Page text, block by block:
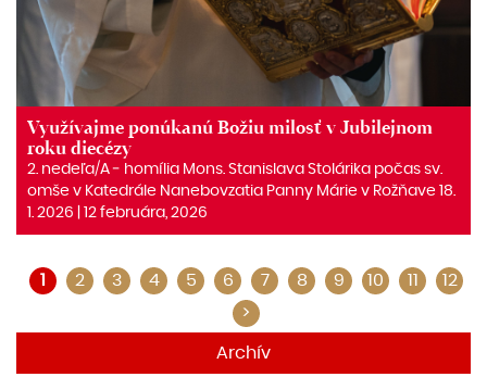
Využívajme ponúkanú Božiu milosť v Jubilejnom
roku diecézy
2. nedeľa/A ‒ homília Mons. Stanislava Stolárika počas sv.
omše v Katedrále Nanebovzatia Panny Márie v Rožňave 18.
1. 2026 | 12 februára, 2026
1 2 3 4 5 6 7 8 9 10 11
12
>
Archív